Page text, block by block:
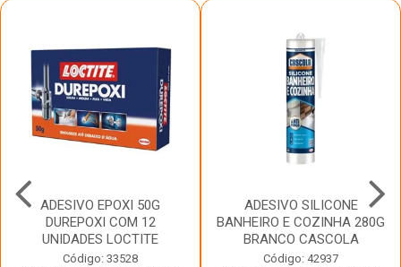
ADESIVO EPOXI 50G
DUREPOXI COM 12
UNIDADES LOCTITE
Código: 33528
ADESIVO SILICONE
BANHEIRO E COZINHA 280G
BRANCO CASCOLA
Código: 42937